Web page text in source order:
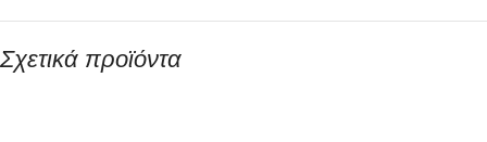
Σχετικά προϊόντα